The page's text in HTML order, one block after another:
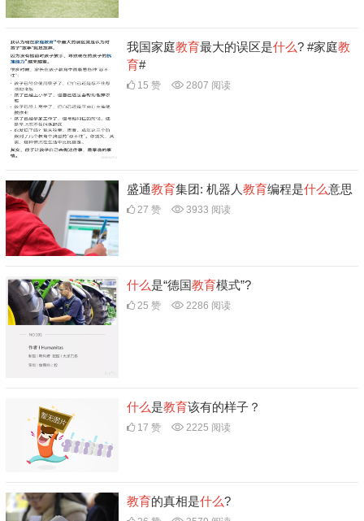
我国家庭教育最大的误区是什么? #家庭教
育#
15 赞 2807 阅读
盛通教育集团: 机器人教育编程是什么意思
27 赞 3933 阅读
什么是“德国教育模式”?
25 赞 2286 阅读
什么是教育该有的样子？
17 赞 2225 阅读
教育的真相是什么?